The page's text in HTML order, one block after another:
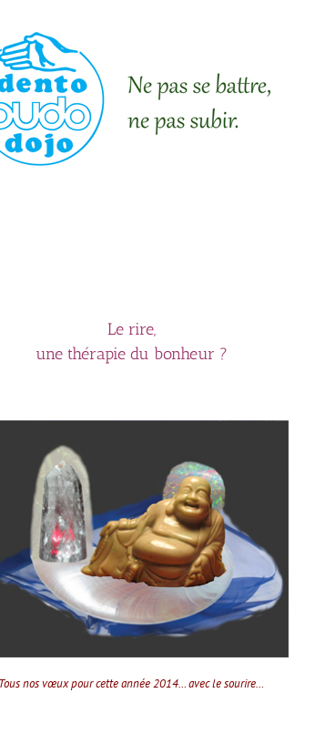
Le rire,
une thérapie du bonheur ?
Tous nos vœux pour cette année 2014… avec le sourire…